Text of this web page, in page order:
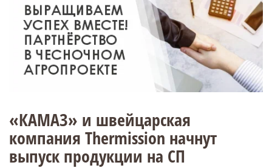
«КАМАЗ» и швейцарская
компания Thermission начнут
выпуск продукции на СП